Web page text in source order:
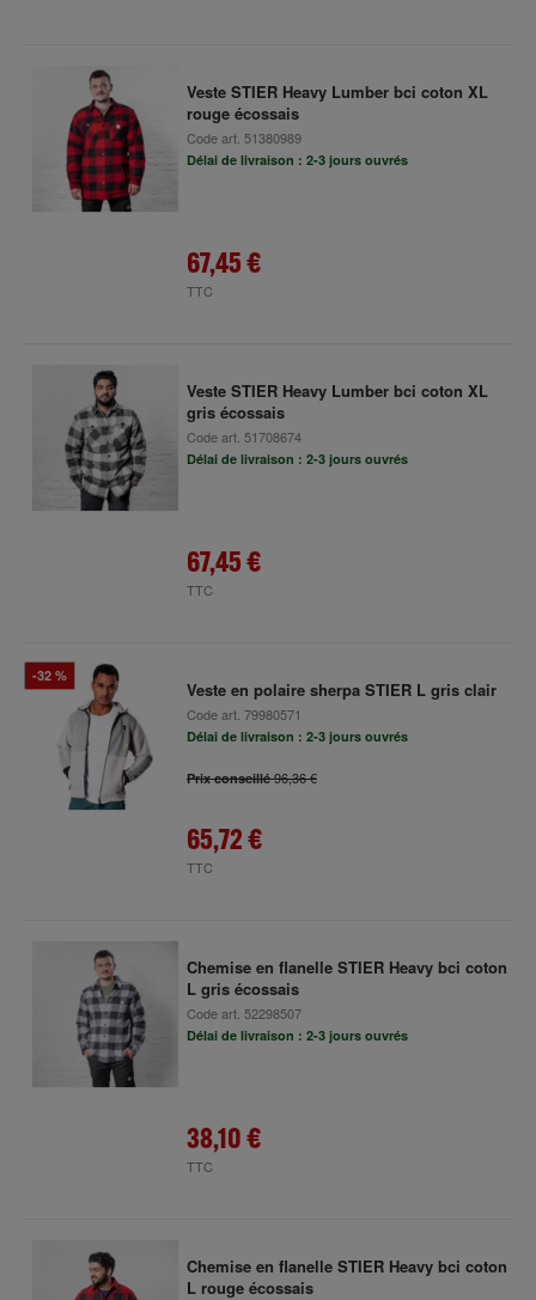
Veste STIER Heavy Lumber bci coton XL
rouge écossais
Code art. 51380989
Délai de livraison : 2-3 jours ouvrés
67,45 €
TTC
Veste STIER Heavy Lumber bci coton XL
gris écossais
Code art. 51708674
Délai de livraison : 2-3 jours ouvrés
67,45 €
TTC
-32 %
Veste en polaire sherpa STIER L gris clair
Code art. 79980571
Délai de livraison : 2-3 jours ouvrés
Prix conseillé96,36 €
65,72 €
TTC
Chemise en flanelle STIER Heavy bci coton
L gris écossais
Code art. 52298507
Délai de livraison : 2-3 jours ouvrés
38,10 €
TTC
Chemise en flanelle STIER Heavy bci coton
L rouge écossais